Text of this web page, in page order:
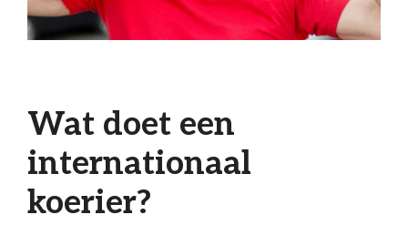
Wat doet een
internationaal
koerier?